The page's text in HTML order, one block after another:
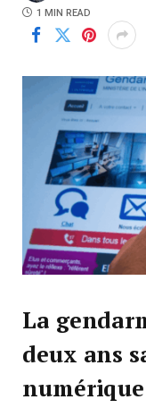
1 MIN READ
La
deux ans